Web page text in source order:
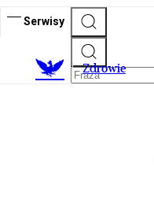
Serwisy
Zdrowie